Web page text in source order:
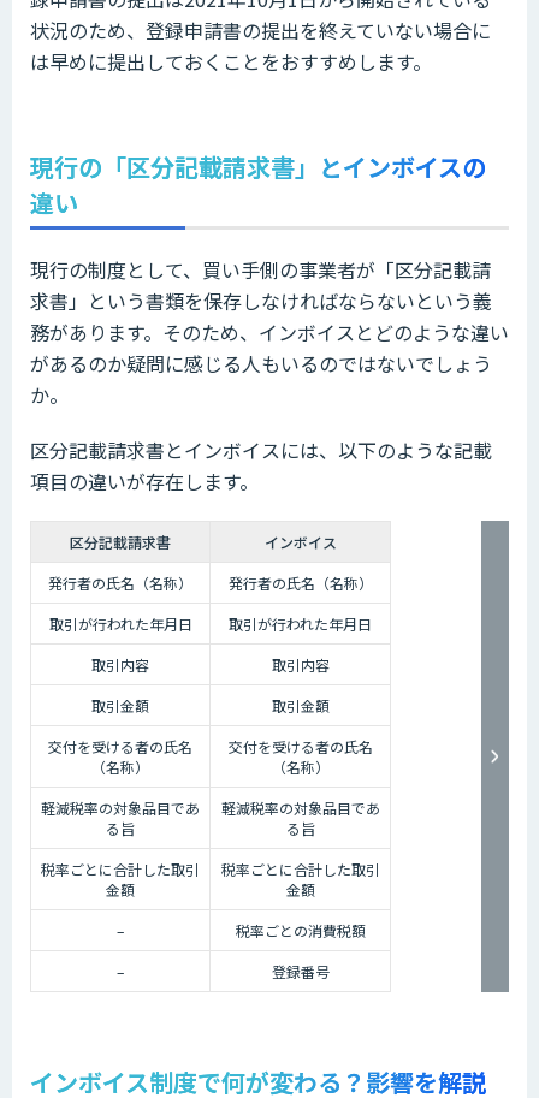
状況のため、登録申請書の提出を終えていない場合に
は早めに提出しておくことをおすすめします。
現行の「区分記載請求書」とインボイスの
違い
現行の制度として、買い手側の事業者が「区分記載請
求書」という書類を保存しなければならないという義
務があります。そのため、インボイスとどのような違い
があるのか疑問に感じる人もいるのではないでしょう
か。
区分記載請求書とインボイスには、以下のような記載
項目の違いが存在します。
区分記載請求書
インボイス
発行者の氏名（名称）
発行者の氏名（名称）
取引が行われた年月日
取引が行われた年月日
取引内容
取引内容
取引金額
取引金額
交付を受ける者の氏名
（名称）
交付を受ける者の氏名
（名称）
軽減税率の対象品目であ
る旨
軽減税率の対象品目であ
る旨
税率ごとに合計した取引
金額
税率ごとに合計した取引
金額
–
税率ごとの消費税額
–
登録番号
インボイス制度で何が変わる？影響を解説